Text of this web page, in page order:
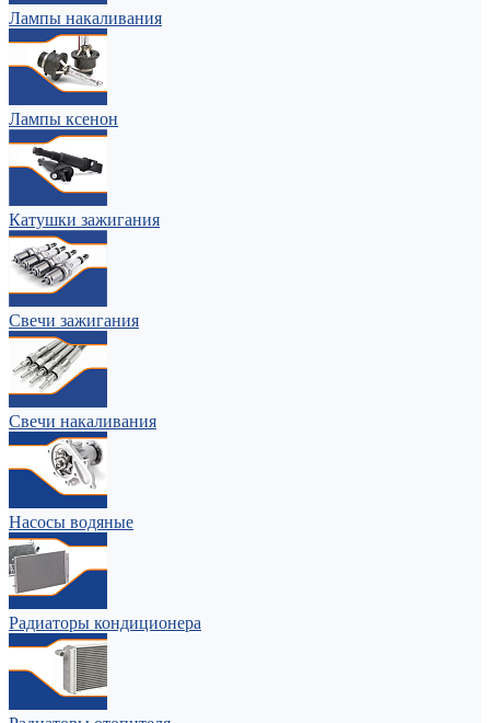
Лампы накаливания
Лампы ксенон
Катушки зажигания
Свечи зажигания
Свечи накаливания
Насосы водяные
Радиаторы кондиционера